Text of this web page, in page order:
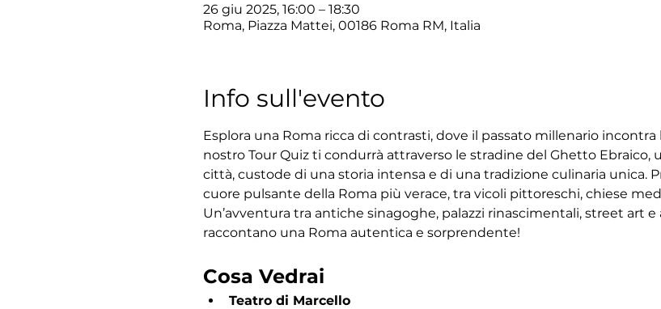
26 giu 2025, 16:00 – 18:30
Roma, Piazza Mattei, 00186 Roma RM, Italia
Info sull'evento
Esplora una Roma ricca di contrasti, dove il passato millenario
nostro Tour Quiz ti condurrà attraverso le stradine del Ghetto
città, custode di una storia intensa e di una tradizione culinaria unica.
cuore pulsante della Roma più verace, tra vicoli pittoreschi, chiese
Un’avventura tra antiche sinagoghe, palazzi rinascimentali, street art
raccontano una Roma autentica e sorprendente!
Cosa Vedrai
Teatro di Marcello